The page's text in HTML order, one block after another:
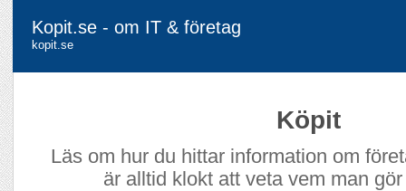
Kopit.se - om IT & företag
kopit.se
Köpit
Läs om hur du hittar information om
är alltid klokt att veta vem man